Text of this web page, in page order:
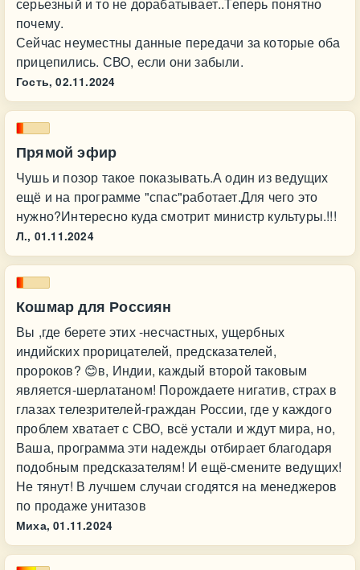
почему.
Сейчас неуместны данные передачи за которые оба
прицепились. СВО, если они забыли.
Гость, 02.11.2024
Прямой эфир
Чушь и позор такое показывать.А один из ведущих
ещё и на программе "спас"работает.Для чего это
нужно?Интересно куда смотрит министр культуры.!!!
Л., 01.11.2024
Кошмар для Россиян
Вы ,где берете этих -несчастных, ущербных
индийских прорицателей, предсказателей,
пророков? 😊в, Индии, каждый второй таковым
является-шерлатаном! Порождаете нигатив, страх в
глазах телезрителей-граждан России, где у каждого
проблем хватает с СВО, всё устали и ждут мира, но,
Ваша, программа эти надежды отбирает благодаря
подобным предсказателям! И ещё-смените ведущих!
Не тянут! В лучшем случаи сгодятся на менеджеров
по продаже унитазов
Миха, 01.11.2024